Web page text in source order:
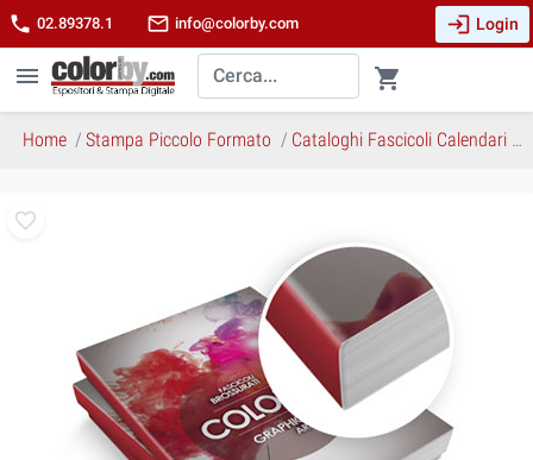
phone 02.89378.1 mail_outline info@colorby.com login Login
menu shopping_cart
Home Stampa Piccolo Formato Cataloghi Fascicoli Calendari